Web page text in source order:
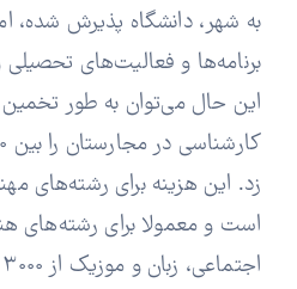
به شهر، دانشگاه پذیرش شده،
برنامه‌ها و فعالیت‌های
این حال می‌توان به طور
زد. این هزینه برای رشته‌های
است و معمولا برای رشته‌های